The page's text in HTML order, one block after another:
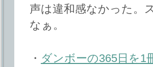
声は違和感なかった。
なぁ。
・ ダンボーの365日を1